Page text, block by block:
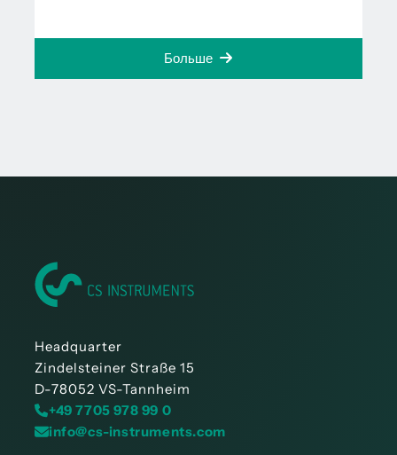
Больше
Headquarter
Zindelsteiner Straße 15
D-78052 VS-Tannheim
+49 7705 978 99 0
info@cs-instruments.com